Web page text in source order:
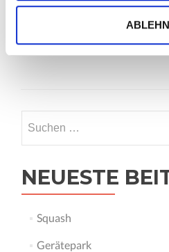
Unsere CrossX-Arena
nach:
NEUESTE
Squash
Gerätepark